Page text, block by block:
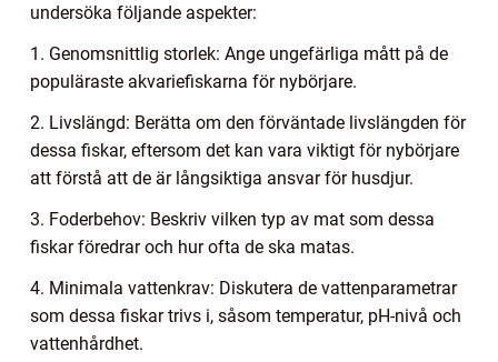
undersöka följande aspekter:
1. Genomsnittlig storlek: Ange ungefärliga mått på de
populäraste akvariefiskarna för nybörjare.
2. Livslängd: Berätta om den förväntade livslängden för
dessa fiskar, eftersom det kan vara viktigt för nybörjare
att förstå att de är långsiktiga ansvar för husdjur.
3. Foderbehov: Beskriv vilken typ av mat som dessa
fiskar föredrar och hur ofta de ska matas.
4. Minimala vattenkrav: Diskutera de vattenparametrar
som dessa fiskar trivs i, såsom temperatur, pH-nivå och
vattenhårdhet.